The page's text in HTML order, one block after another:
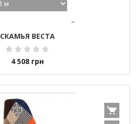
СКАМЬЯ ВЕСТА
4 508 грн